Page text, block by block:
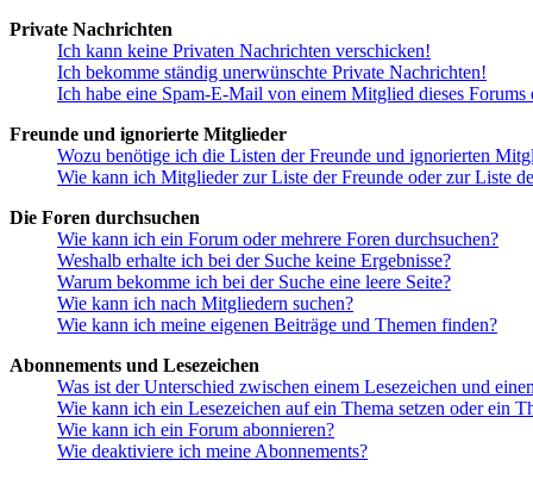
Private Nachrichten
Ich kann keine Privaten Nachrichten verschicken!
Ich bekomme ständig unerwünschte Private Nachrichten!
Ich habe eine Spam-E-Mail von einem Mitglied dieses Forums
Freunde und ignorierte Mitglieder
Wozu benötige ich die Listen der Freunde und ignorierten
Wie kann ich Mitglieder zur Liste der Freunde oder zur Liste
Die Foren durchsuchen
Wie kann ich ein Forum oder mehrere Foren durchsuchen?
Weshalb erhalte ich bei der Suche keine Ergebnisse?
Warum bekomme ich bei der Suche eine leere Seite?
Wie kann ich nach Mitgliedern suchen?
Wie kann ich meine eigenen Beiträge und Themen finden?
Abonnements und Lesezeichen
Was ist der Unterschied zwischen einem Lesezeichen und
Wie kann ich ein Lesezeichen auf ein Thema setzen oder ein
Wie kann ich ein Forum abonnieren?
Wie deaktiviere ich meine Abonnements?